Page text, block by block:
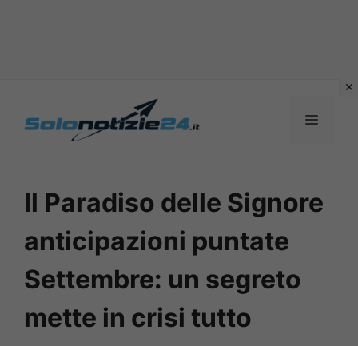
MENU
Il Paradiso delle Signore
anticipazioni puntate
Settembre: un segreto
mette in crisi tutto